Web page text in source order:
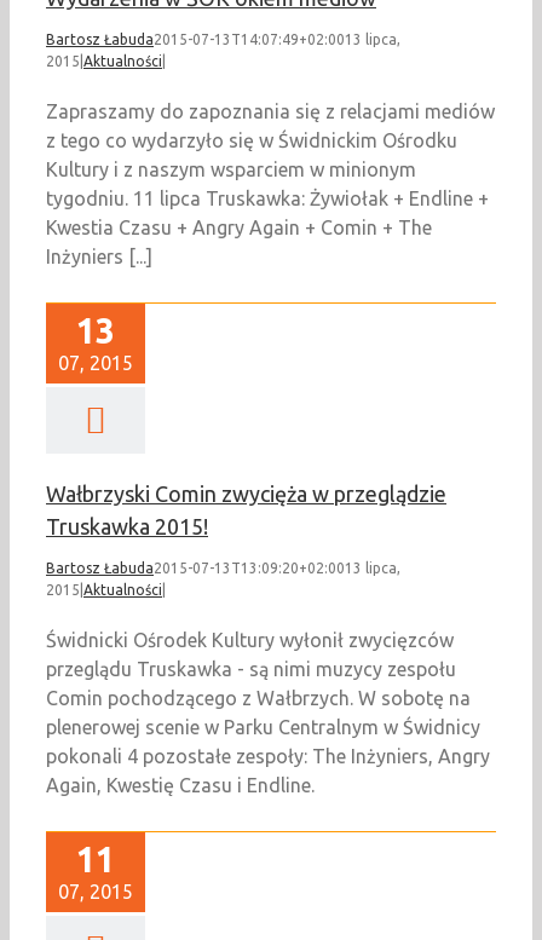
Bartosz Łabuda2015-07-13T14:07:49+02:0013 lipca,
2015 Aktualności
Zapraszamy do zapoznania się z relacjami mediów
z tego co wydarzyło się w Świdnickim Ośrodku
Kultury i z naszym wsparciem w minionym
tygodniu. 11 lipca Truskawka: Żywiołak + Endline +
Kwestia Czasu + Angry Again + Comin + The
Inżyniers [...]
13
07, 2015
Wałbrzyski Comin zwycięża w przeglądzie
Truskawka 2015!
Bartosz Łabuda2015-07-13T13:09:20+02:0013 lipca,
2015 Aktualności
Świdnicki Ośrodek Kultury wyłonił zwycięzców
przeglądu Truskawka - są nimi muzycy zespołu
Comin pochodzącego z Wałbrzych. W sobotę na
plenerowej scenie w Parku Centralnym w Świdnicy
pokonali 4 pozostałe zespoły: The Inżyniers, Angry
Again, Kwestię Czasu i Endline.
11
07, 2015